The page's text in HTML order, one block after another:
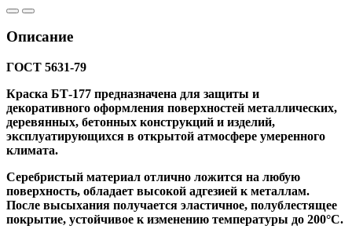
Описание
ГОСТ 5631-79
Краска БТ-177 предназначена для защиты и
декоративного оформления поверхностей металлических,
деревянных, бетонных конструкций и изделий,
эксплуатирующихся в открытой атмосфере умеренного
климата.
Серебристый материал отлично ложится на любую
поверхность, обладает высокой адгезией к металлам.
После высыхания получается эластичное, полублестящее
покрытие, устойчивое к изменению температуры до 200°С.